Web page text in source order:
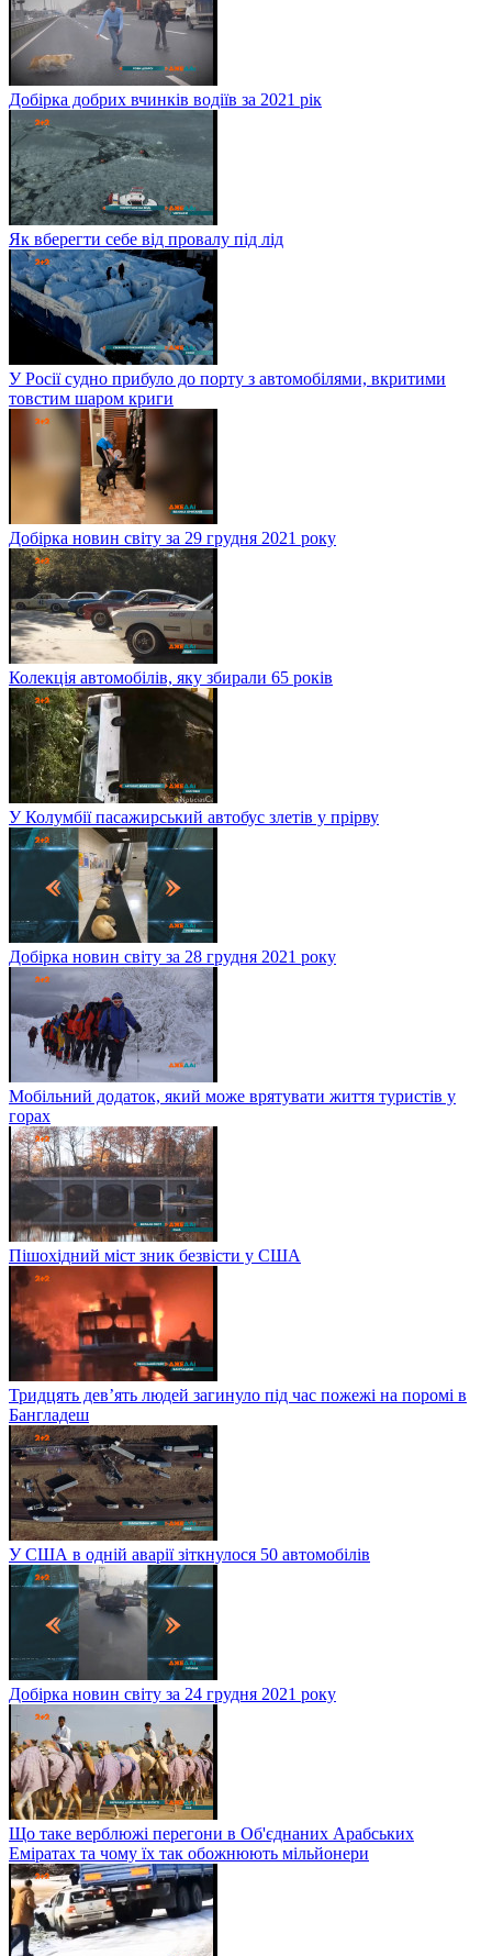
Добірка добрих вчинків водіїв за 2021 рік
Як вберегти себе від провалу під лід
У Росії судно прибуло до порту з автомобілями, вкритими
товстим шаром криги
Добірка новин світу за 29 грудня 2021 року
Колекція автомобілів, яку збирали 65 років
У Колумбії пасажирський автобус злетів у прірву
Добірка новин світу за 28 грудня 2021 року
Мобільний додаток, який може врятувати життя туристів у
горах
Пішохідний міст зник безвісти у США
Тридцять дев’ять людей загинуло під час пожежі на поромі в
Бангладеш
У США в одній аварії зіткнулося 50 автомобілів
Добірка новин світу за 24 грудня 2021 року
Що таке верблюжі перегони в Об'єднаних Арабських
Еміратах та чому їх так обожнюють мільйонери